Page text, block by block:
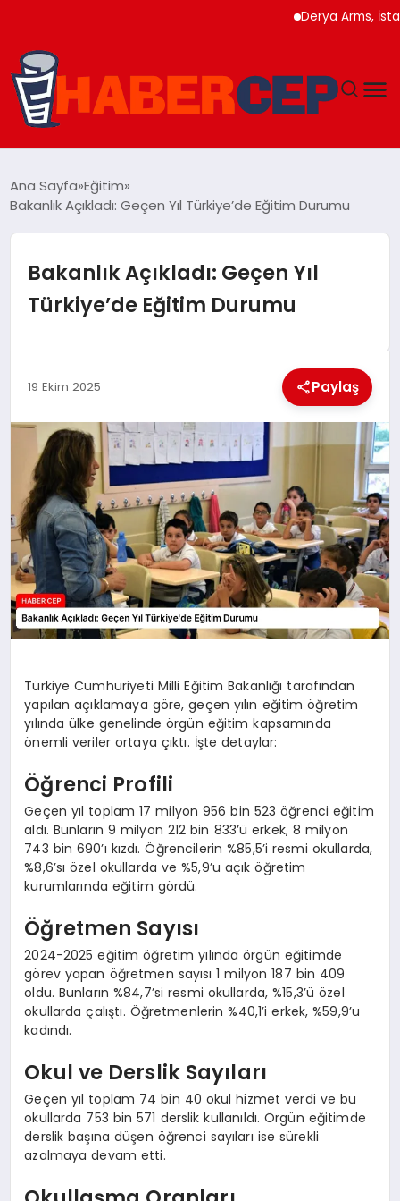
Derya Arms,
GÜNDEM
TEKNOLOJI
EĞITIM
Ana Sayfa Eğitim
Bakanlık Açıkladı: Geçen Yıl Türkiye’de Eğitim Durumu
Bakanlık Açıkladı: Geçen Yıl
Türkiye’de Eğitim Durumu
19 Ekim 2025 Paylaş
Türkiye Cumhuriyeti Milli Eğitim Bakanlığı tarafından
yapılan açıklamaya göre, geçen yılın eğitim öğretim
yılında ülke genelinde örgün eğitim kapsamında
önemli veriler ortaya çıktı. İşte detaylar:
Öğrenci Profili
Geçen yıl toplam 17 milyon 956 bin 523 öğrenci eğitim
aldı. Bunların 9 milyon 212 bin 833’ü erkek, 8 milyon
743 bin 690’ı kızdı. Öğrencilerin %85,5’i resmi okullarda,
%8,6’sı özel okullarda ve %5,9’u açık öğretim
kurumlarında eğitim gördü.
Öğretmen Sayısı
2024-2025 eğitim öğretim yılında örgün eğitimde
görev yapan öğretmen sayısı 1 milyon 187 bin 409
oldu. Bunların %84,7’si resmi okullarda, %15,3’ü özel
okullarda çalıştı. Öğretmenlerin %40,1’i erkek, %59,9’u
kadındı.
Okul ve Derslik Sayıları
Geçen yıl toplam 74 bin 40 okul hizmet verdi ve bu
okullarda 753 bin 571 derslik kullanıldı. Örgün eğitimde
derslik başına düşen öğrenci sayıları ise sürekli
azalmaya devam etti.